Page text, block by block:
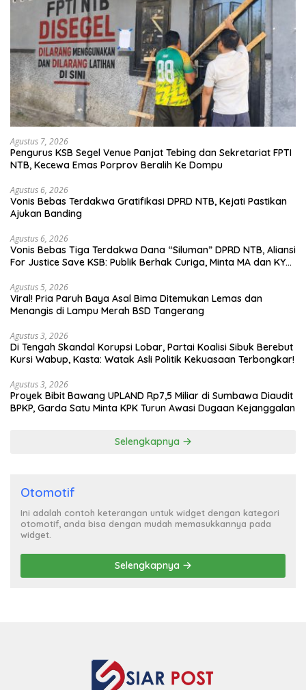
Agustus 7, 2026
Pengurus KSB Segel Venue Panjat Tebing dan Sekretariat FPTI
NTB, Kecewa Emas Porprov Beralih Ke Dompu
Agustus 6, 2026
Vonis Bebas Terdakwa Gratifikasi DPRD NTB, Kejati Pastikan
Ajukan Banding
Agustus 6, 2026
Vonis Bebas Tiga Terdakwa Dana “Siluman” DPRD NTB, Aliansi
For Justice Save KSB: Publik Berhak Curiga, Minta MA dan KY
Agustus 5, 2026
Viral! Pria Paruh Baya Asal Bima Ditemukan Lemas dan
Menangis di Lampu Merah BSD Tangerang
Agustus 3, 2026
Di Tengah Skandal Korupsi Lobar, Partai Koalisi Sibuk Berebut
Kursi Wabup, Kasta: Watak Asli Politik Kekuasaan Terbongkar!
Agustus 3, 2026
Proyek Bibit Bawang UPLAND Rp7,5 Miliar di Sumbawa Diaudit
BPKP, Garda Satu Minta KPK Turun Awasi Dugaan Kejanggalan
Selengkapnya
Otomotif
Ini adalah contoh keterangan untuk widget dengan kategori
otomotif, anda bisa dengan mudah memasukkannya pada
widget.
Selengkapnya